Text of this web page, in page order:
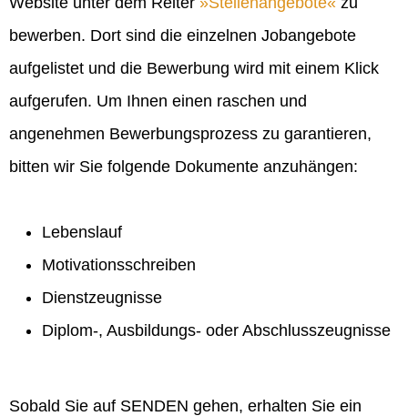
bewerben. Dort sind die einzelnen Jobangebote
aufgelistet und die Bewerbung wird mit einem Klick
aufgerufen. Um Ihnen einen raschen und
angenehmen Bewerbungsprozess zu garantieren,
bitten wir Sie folgende Dokumente anzuhängen:
Lebenslauf
Motivationsschreiben
Dienstzeugnisse
Diplom-, Ausbildungs- oder Abschlusszeugnisse
Sobald Sie auf SENDEN gehen, erhalten Sie ein